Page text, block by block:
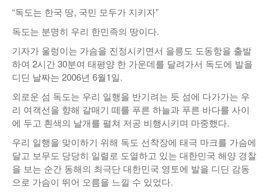
“독도는 한국 땅, 국민 모두가 지키자”
독도는 분명히 우리 한민족의 땅이다.
기자가 울렁이는 가슴을 진정시키면서 을릉도 도동항을 출발
하여 2시간 30분여 태평양 한 가운데를 달려가서 독도에 발을
디딘 날짜는 2006년 6월1일.
외로운 섬 독도는 우리 일행을 반기려는 듯 섬에 다가가는 우
리 여객선을 향해 갈매기 떼를 푸른 하늘과 푸른 바다를 사이
에 두고 흰색의 날개를 펼쳐 저공 비행시키며 마중했다.
우리 일행을 맞이하기 위해 독도 선착장에 태극 마크를 가슴에
달고 보무도 당당히 일렬로 도열하고 있는 대한민국 해양 경찰
을 보는 순간 동해의 최극단 대한민국 영토에 발을 디딘 감동
으로 가슴이 뛰어 오름을 느낄 수 있었다.